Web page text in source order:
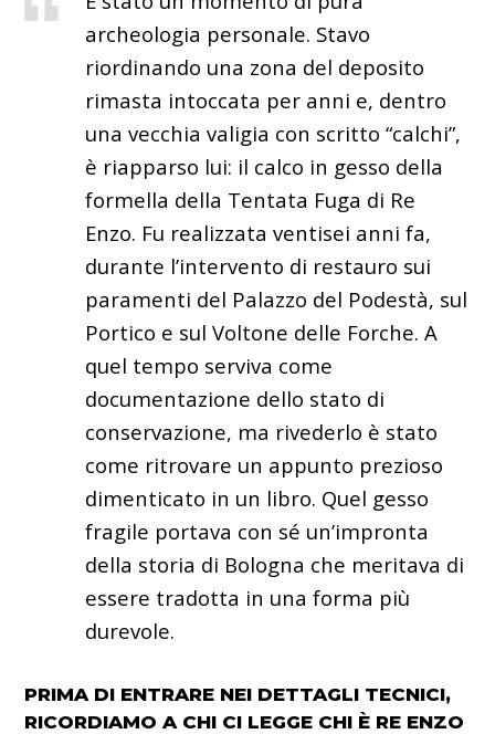
archeologia personale. Stavo
riordinando una zona del deposito
rimasta intoccata per anni e, dentro
una vecchia valigia con scritto “calchi”,
è riapparso lui: il calco in gesso della
formella della Tentata Fuga di Re
Enzo. Fu realizzata ventisei anni fa,
durante l’intervento di restauro sui
paramenti del Palazzo del Podestà, sul
Portico e sul Voltone delle Forche. A
quel tempo serviva come
documentazione dello stato di
conservazione, ma rivederlo è stato
come ritrovare un appunto prezioso
dimenticato in un libro. Quel gesso
fragile portava con sé un’impronta
della storia di Bologna che meritava di
essere tradotta in una forma più
durevole.
PRIMA DI ENTRARE NEI DETTAGLI TECNICI,
RICORDIAMO A CHI CI LEGGE CHI È RE ENZO